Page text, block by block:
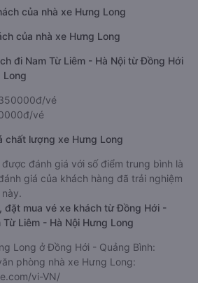
của nhà xe Hưng Long
của nhà xe Hưng Long
đi Nam Từ Liêm - Hà Nội từ Đồng Hới
Long
vé
vé
chất lượng xe Hưng Long
đánh giá với số điểm trung bình là
giá của khách hàng đã trải nghiệm
đặt mua vé xe khách từ Đồng Hới -
Từ Liêm - Hà Nội Hưng Long
Long ở Đồng Hới - Quảng Bình:
phòng nhà xe Hưng Long:
vi-VN/